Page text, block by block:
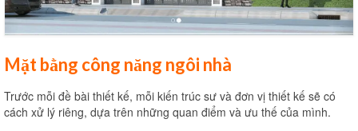
Mặt bằng công năng ngôi nhà
Trước mỗi đề bài thiết kế, mỗi kiến trúc sư và đơn vị thiết kế sẽ có
cách xử lý riêng, dựa trên những quan điểm và ưu thế của mình.